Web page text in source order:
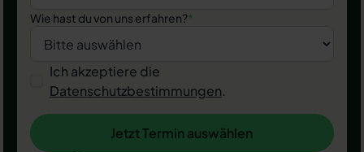
Wie hast du von uns erfahren?*
Ich akzeptiere die
Datenschutzbestimmungen.
Jetzt Termin auswählen
Jetzt Termin auswählen